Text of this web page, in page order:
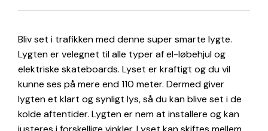
Bliv set i trafikken med denne super smarte lygte.
Lygten er velegnet til alle typer af el-løbehjul og
elektriske skateboards. Lyset er kraftigt og du vil
kunne ses på mere end 110 meter. Dermed giver
lygten et klart og synligt lys, så du kan blive set i de
kolde aftentider. Lygten er nem at installere og kan